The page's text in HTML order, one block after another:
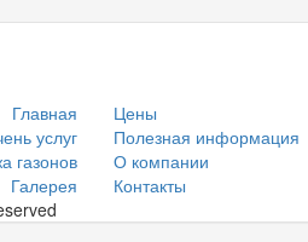
Главная
услуг
газонов
Галерея
Цены
Полезная информация
О компании
Контакты